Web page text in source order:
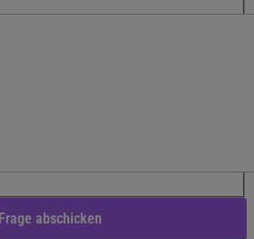
Frage abschicken